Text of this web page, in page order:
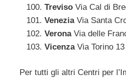
Treviso Via Cal di
VeneziaVia Santa
VeronaVia delle
VicenzaVia Torino 13
Per tutti gli altri Centri per